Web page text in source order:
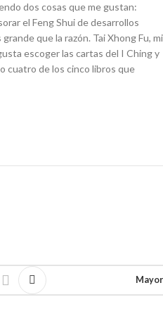
dos cosas que me gustan:
el Feng Shui de desarrollos
que la razón. Tai Xhong Fu, mi
escoger las cartas del I Ching y
cuatro de los cinco libros que
Mayor